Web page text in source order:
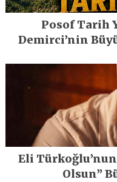
Posof Tarih
Demirci’nin
Eli Türkoğlu’nun
Olsun”